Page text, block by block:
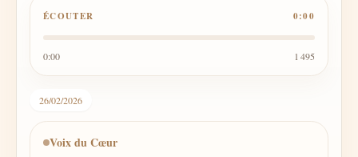
ÉCOUTER 0:00
0:00 1 495
26/02/2026
Voix du Cœur